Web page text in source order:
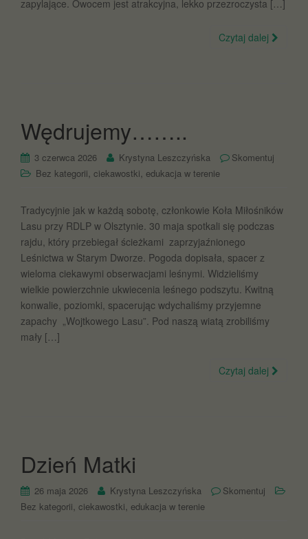
zapylające. Owocem jest atrakcyjna, lekko przezroczysta […]
Czytaj dalej
Wędrujemy……..
3 czerwca 2026 Krystyna Leszczyńska
Skomentuj
Bez kategorii, ciekawostki, edukacja w terenie
Tradycyjnie jak w każdą sobotę, członkowie Koła Miłośników
Lasu przy RDLP w Olsztynie. 30 maja spotkali się podczas
rajdu, który przebiegał ścieżkami zaprzyjaźnionego
Leśnictwa w Starym Dworze. Pogoda dopisała, spacer z
wieloma ciekawymi obserwacjami leśnymi. Widzieliśmy
wielkie powierzchnie ukwiecenia leśnego podszytu. Kwitną
konwalie, poziomki, spacerując wdychaliśmy przyjemne
zapachy „Wojtkowego Lasu”. Pod naszą wiatą zrobiliśmy
mały […]
Czytaj dalej
Dzień Matki
26 maja 2026 Krystyna Leszczyńska
Skomentuj
Bez kategorii, ciekawostki, edukacja w terenie